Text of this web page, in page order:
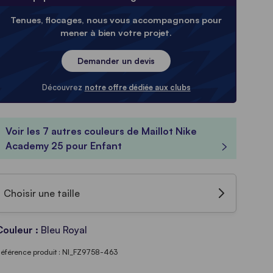
Tenues, flocages, nous vous accompagnons pour
mener à bien votre projet.
Demander un devis
Découvrez notre offre dédiée aux clubs
Voir les 7 autres couleurs de Maillot Nike
Academy 25 pour Enfant
Choisir une taille
: Bleu Royal
produit : NI_FZ9758-463